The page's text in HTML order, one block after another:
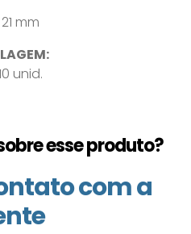
mm
unid.
esse produto?
com a